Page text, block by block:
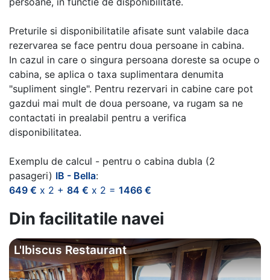
Preturile si disponibilitatile afisate sunt valabile daca
rezervarea se face pentru doua persoane in cabina.
In cazul in care o singura persoana doreste sa ocupe o
cabina, se aplica o taxa suplimentara denumita
"supliment single". Pentru rezervari in cabine care pot
gazdui mai mult de doua persoane, va rugam sa ne
contactati in prealabil pentru a verifica
disponibilitatea.
Exemplu de calcul - pentru o cabina dubla (2
pasageri) IB - Bella:
649 € x 2 + 84 € x 2 = 1466 €
Din facilitatile navei
L'Ibiscus Restaurant